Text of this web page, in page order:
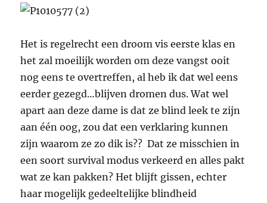
Het is regelrecht een droom vis eerste klas en
het zal moeilijk worden om deze vangst ooit
nog eens te overtreffen, al heb ik dat wel eens
eerder gezegd…blijven dromen dus. Wat wel
apart aan deze dame is dat ze blind leek te zijn
aan één oog, zou dat een verklaring kunnen
zijn waarom ze zo dik is?? Dat ze misschien in
een soort survival modus verkeerd en alles pakt
wat ze kan pakken? Het blijft gissen, echter
haar mogelijk gedeeltelijke blindheid